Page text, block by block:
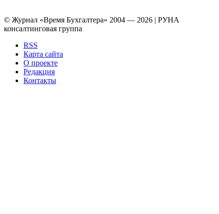
© Журнал «Время Бухгалтера» 2004 — 2026 | РУНА
консалтинговая группа
RSS
Карта сайта
О проекте
Редакция
Контакты